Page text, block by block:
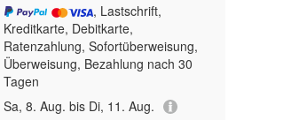
, Lastschrift,
Kreditkarte, Debitkarte,
Ratenzahlung, Sofortüberweisung,
Überweisung, Bezahlung nach 30
Tagen
Sa, 8. Aug. bis Di, 11. Aug.